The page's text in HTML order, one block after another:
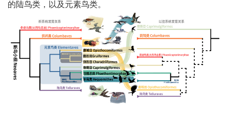
的陆鸟类，以及元素鸟类。